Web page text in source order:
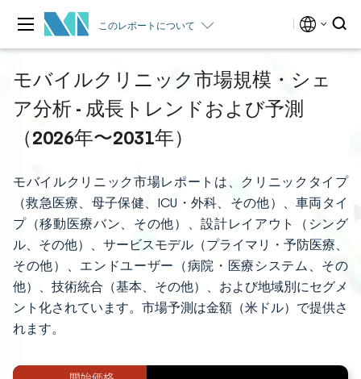
このレポートについて
モバイルクリニック市場規模・シェ
ア分析 - 成長トレンドおよび予測
（2026年〜2031年）
モバイルクリニック市場レポートは、クリニックタイプ
（救急医療、母子保健、ICU・外科、その他）、車両タイ
プ（移動医療バン、その他）、設計レイアウト（シング
ル、その他）、サービスモデル（プライマリ・予防医療、
その他）、エンドユーザー（病院・医療システム、その
他）、技術統合（基本、その他）、および地域別にセグメ
ント化されています。市場予測は金額（米ドル）で提供さ
れます。